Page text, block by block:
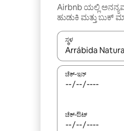
Airbnb ಯಲ್ಲಿ
ಹುಡುಕಿ ಮತ್ತು ಬುಕ್
ಸ್ಥಳ
ಫಲಿತಾಂಶಗಳು
ಚೆಕ್-ಇನ್
ಚೆಕ್-ಔಟ್